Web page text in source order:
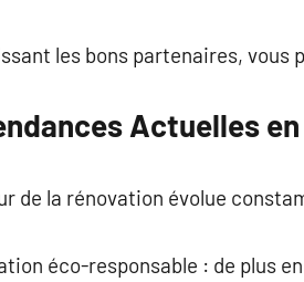
les bons partenaires, vous
Actuelles
de la rénovation évolue
éco-responsable : de plus